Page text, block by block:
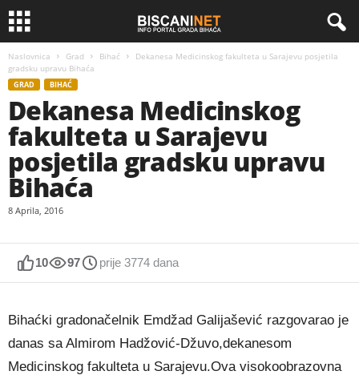
Naslovnica Grad Bihać
Dekanesa Medicinskog fakulteta u Sarajevu posjetila
gradsku upravu Bihaća
GRAD BIHAĆ
Dekanesa Medicinskog
fakulteta u Sarajevu
posjetila gradsku upravu
Bihaća
8 Aprila, 2016
10 97 prije 3774 dana
Bihaćki gradonačelnik Emdžad Galijašević razgovarao je
danas sa Almirom Hadžović-Džuvo,dekanesom
Medicinskog fakulteta u Sarajevu.Ova visokoobrazovna